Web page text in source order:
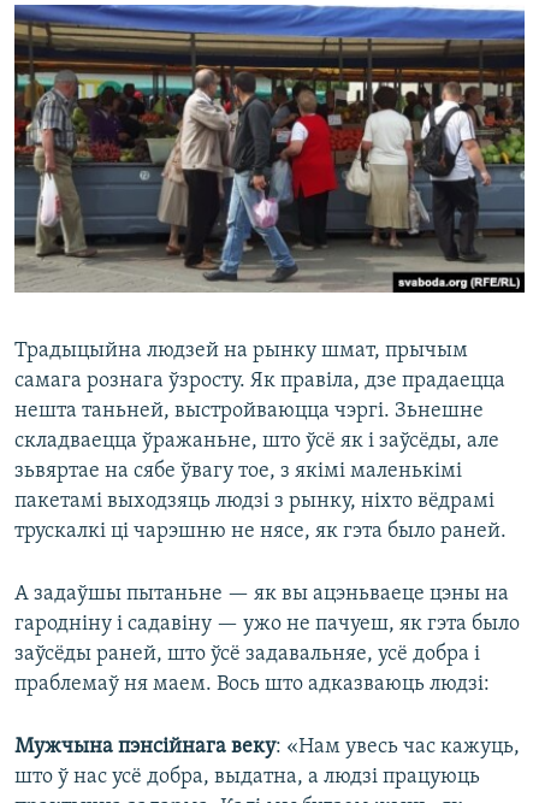
Традыцыйна людзей на рынку шмат, прычым
самага рознага ўзросту. Як правіла, дзе прадаецца
нешта таньней, выстройваюцца чэргі. Зьнешне
складваецца ўражаньне, што ўсё як і заўсёды, але
зьвяртае на сябе ўвагу тое, з якімі маленькімі
пакетамі выходзяць людзі з рынку, ніхто вёдрамі
трускалкі ці чарэшню не нясе, як гэта было раней.
А задаўшы пытаньне — як вы ацэньваеце цэны на
гародніну і садавіну — ужо не пачуеш, як гэта было
заўсёды раней, што ўсё задавальняе, усё добра і
праблемаў ня маем. Вось што адказваюць людзі:
Мужчына пэнсійнага веку: «Нам увесь час кажуць,
што ў нас усё добра, выдатна, а людзі працуюць